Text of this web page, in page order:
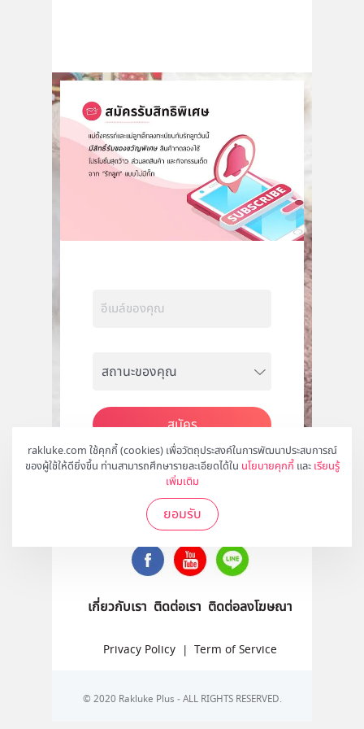
rakluke.com ใช้คุกกี้ (cookies) เพื่อวัตถุประสงค์ในการพัฒนาประสบการณ์
ของผู้ใช้ให้ดียิ่งขึ้น ท่านสามารถศึกษารายละเอียดได้ใน นโยบายคุกกี้ และ เรียนรู้
เพิ่มเติม
ยอมรับ
สมัคร
ติดตามเราได้ที่
เกี่ยวกับเรา ติดต่อเรา ติดต่อลงโฆษณา
Privacy Policy | Term of Service
© 2020 Rakluke Plus - ALL RIGHTS RESERVED.